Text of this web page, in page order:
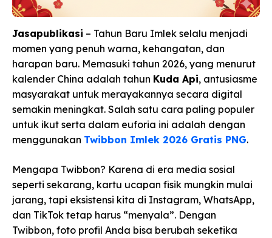
Jasapublikasi – Tahun Baru Imlek selalu menjadi
momen yang penuh warna, kehangatan, dan
harapan baru. Memasuki tahun 2026, yang menurut
kalender China adalah tahun Kuda Api, antusiasme
masyarakat untuk merayakannya secara digital
semakin meningkat. Salah satu cara paling populer
untuk ikut serta dalam euforia ini adalah dengan
menggunakan Twibbon Imlek 2026 Gratis PNG.
Mengapa Twibbon? Karena di era media sosial
seperti sekarang, kartu ucapan fisik mungkin mulai
jarang, tapi eksistensi kita di Instagram, WhatsApp,
dan TikTok tetap harus “menyala”. Dengan
Twibbon, foto profil Anda bisa berubah seketika